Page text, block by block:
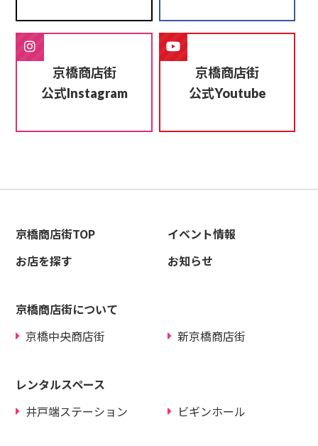
京橋商店街
公式Instagram
京橋商店街
公式Youtube
京橋商店街TOP
イベント情報
お店を探す
お知らせ
京橋商店街について
京橋中央商店街
新京橋商店街
レンタルスペース
井戸端ステーション
ビギンホール